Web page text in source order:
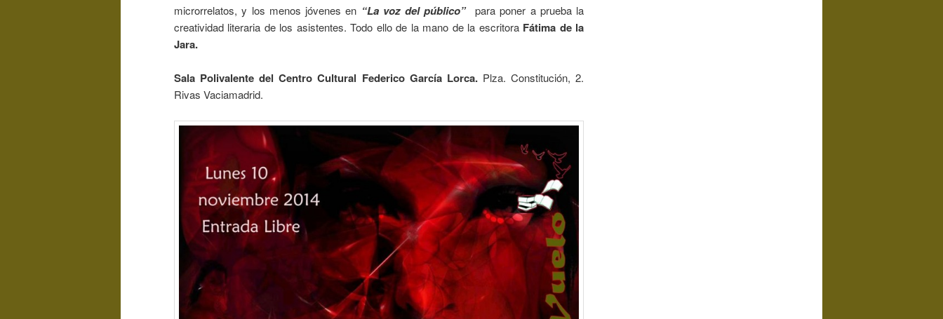
microrrelatos, y los menos jóvenes en “La voz del público” para poner a prueba la
creatividad literaria de los asistentes. Todo ello de la mano de la escritora Fátima de la
Jara.
Sala Polivalente del Centro Cultural Federico García Lorca. Plza. Constitución, 2.
Rivas Vaciamadrid.